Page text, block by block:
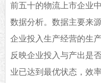
前五十的物流上市企业
数据分析。数据主要来
企业投入生产经营的生
反映企业投入与产出是
业已达到最优状态，效